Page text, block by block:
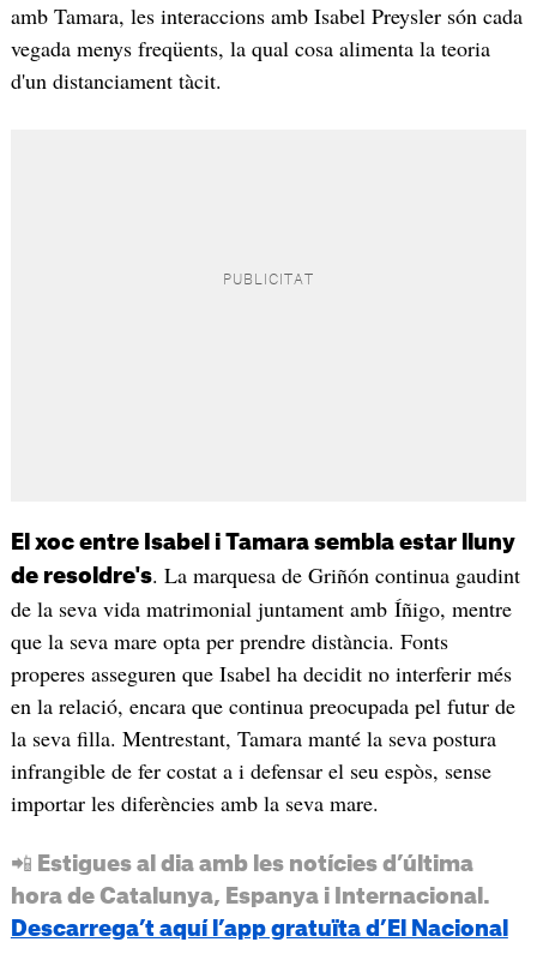
amb Tamara, les interaccions amb Isabel Preysler són cada
vegada menys freqüents, la qual cosa alimenta la teoria
d'un distanciament tàcit.
El xoc entre Isabel i Tamara sembla estar lluny
de resoldre's. La marquesa de Griñón continua gaudint
de la seva vida matrimonial juntament amb Íñigo, mentre
que la seva mare opta per prendre distància. Fonts
properes asseguren que Isabel ha decidit no interferir més
en la relació, encara que continua preocupada pel futur de
la seva filla. Mentrestant, Tamara manté la seva postura
infrangible de fer costat a i defensar el seu espòs, sense
importar les diferències amb la seva mare.
📲 Estigues al dia amb les notícies d’última
hora de Catalunya, Espanya i Internacional.
Descarrega’t aquí l’app gratuïta d’El Nacional